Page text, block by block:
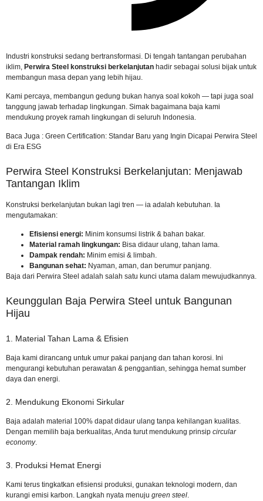
Industri konstruksi sedang bertransformasi. Di tengah tantangan perubahan
iklim, Perwira Steel konstruksi berkelanjutan hadir sebagai solusi bijak untuk
membangun masa depan yang lebih hijau.
Kami percaya, membangun gedung bukan hanya soal kokoh — tapi juga soal
tanggung jawab terhadap lingkungan. Simak bagaimana baja kami
mendukung proyek ramah lingkungan di seluruh Indonesia.
Baca Juga : Green Certification: Standar Baru yang Ingin Dicapai Perwira Steel
di Era ESG
Perwira Steel Konstruksi Berkelanjutan: Menjawab
Tantangan Iklim
Konstruksi berkelanjutan bukan lagi tren — ia adalah kebutuhan. Ia
mengutamakan:
Efisiensi energi: Minim konsumsi listrik & bahan bakar.
Material ramah lingkungan: Bisa didaur ulang, tahan lama.
Dampak rendah: Minim emisi & limbah.
Bangunan sehat: Nyaman, aman, dan berumur panjang.
Baja dari Perwira Steel adalah salah satu kunci utama dalam mewujudkannya.
Keunggulan Baja Perwira Steel untuk Bangunan
Hijau
1. Material Tahan Lama & Efisien
Baja kami dirancang untuk umur pakai panjang dan tahan korosi. Ini
mengurangi kebutuhan perawatan & penggantian, sehingga hemat sumber
daya dan energi.
2. Mendukung Ekonomi Sirkular
Baja adalah material 100% dapat didaur ulang tanpa kehilangan kualitas.
Dengan memilih baja berkualitas, Anda turut mendukung prinsip circular
economy.
3. Produksi Hemat Energi
Kami terus tingkatkan efisiensi produksi, gunakan teknologi modern, dan
kurangi emisi karbon. Langkah nyata menuju green steel.